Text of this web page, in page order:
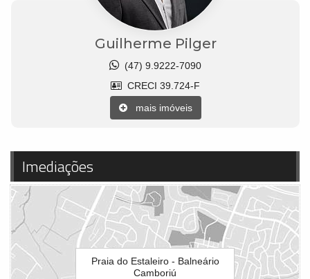
Guilherme Pilger
(47) 9.9222-7090
CRECI 39.724-F
mais imóveis
Imediações
Praia do Estaleiro - Balneário
Camboriú